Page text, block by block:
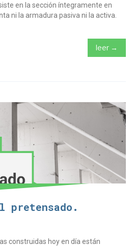
en la sección íntegramente en
ni la armadura pasiva ni la activa.
leer →
pretensado.
construidas hoy en día están